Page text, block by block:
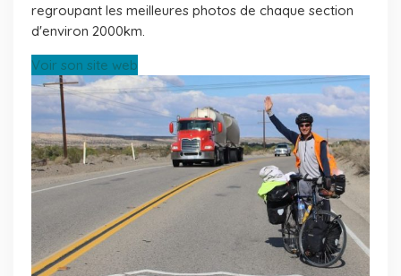
regroupant les meilleures photos de chaque section
d'environ 2000km.
Voir son site web